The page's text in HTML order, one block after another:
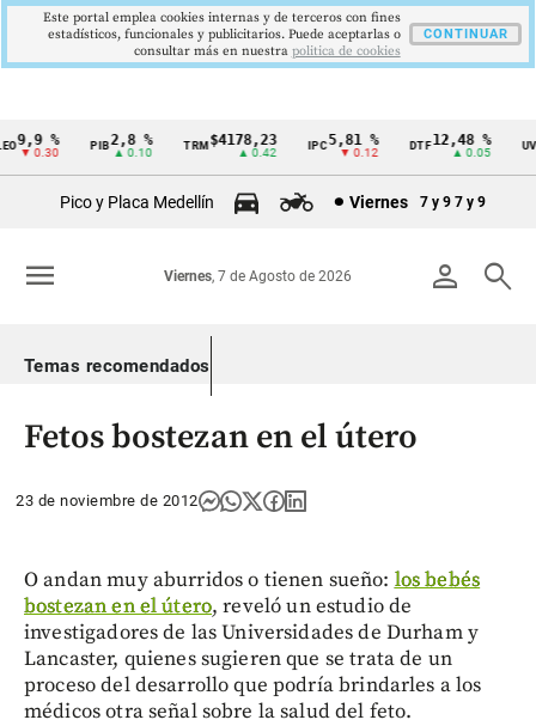
Cintillo
Colombia
9,9 %
▼ 0.30
PIB2,8 %
▲ 0.10
TRM$4178,23
▲ 0.42
5,81 %
▼ 0.12
DTF12,48 %
▲ 0.05
UVR
Pico y Placa Medellín Viernes 7 y 9 7 y 9
person search
Viernes, 7 de Agosto de 2026
menu
Temas recomendados
Fetos bostezan en el útero
23 de noviembre de 2012
O andan muy aburridos o tienen sueño: los bebés
bostezan en el útero, reveló un estudio de
investigadores de las Universidades de Durham y
Lancaster, quienes sugieren que se trata de un
proceso del desarrollo que podría brindarles a los
médicos otra señal sobre la salud del feto.
Este portal emplea cookies internas y de terceros con fines
estadísticos, funcionales y publicitarios. Puede aceptarlas o
consultar más en nuestra politica de cookies
CONTINUAR